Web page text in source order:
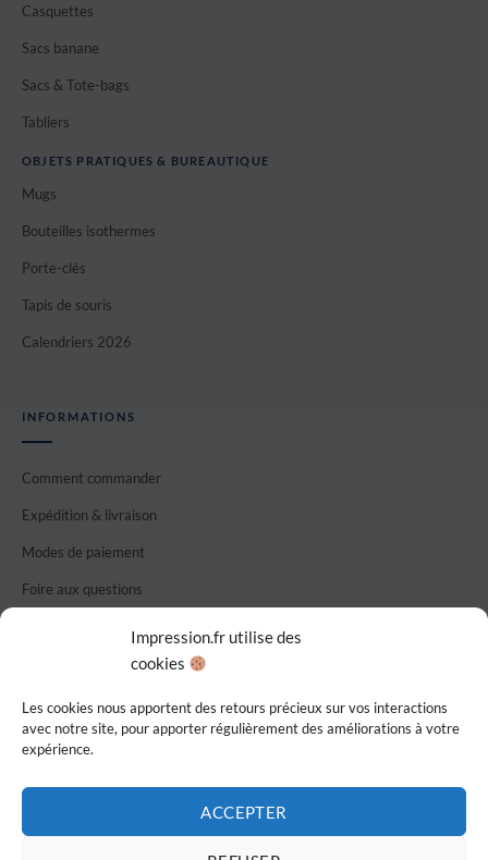
Impression.fr utilise des
cookies
Les cookies nous apportent des retours précieux sur vos interactions
avec notre site, pour apporter régulièrement des améliorations à votre
expérience.
ACCEPTER
Casquettes
Sacs banane
Sacs & Tote-bags
Tabliers
OBJETS PRATIQUES & BUREAUTIQUE
Mugs
Bouteilles isothermes
Porte-clés
Tapis de souris
Calendriers 2026
INFORMATIONS
Comment commander
Expédition & livraison
Modes de paiement
Foire aux questions
Confidentialité
Imprimé en France